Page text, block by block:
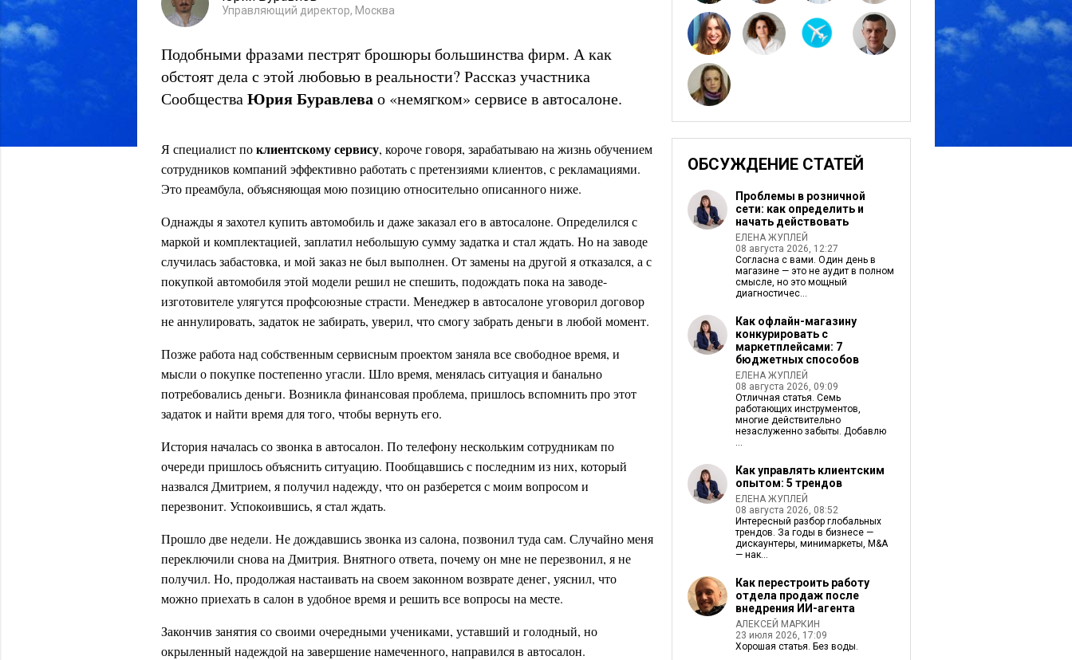
Управляющий директор, Москва
Подобными фразами пестрят брошюры большинства фирм. А как
обстоят дела с этой любовью в реальности? Рассказ участника
СообществаЮрия Буравлевао «немягком» сервисе в автосалоне.
Я специалист поклиентскому сервису, короче говоря, зарабатываю на жизнь обучением
сотрудников компаний эффективно работать с претензиями клиентов, с рекламациями.
Это преамбула, объясняющая мою позицию относительно описанного ниже.
Однажды я захотел купить автомобиль и даже заказал его в автосалоне. Определился с
маркой и комплектацией, заплатил небольшую сумму задатка и стал ждать. Но на заводе
случилась забастовка, и мой заказ не был выполнен. От замены на другой я отказался, а с
покупкой автомобиля этой модели решил не спешить, подождать пока на заводе-
изготовителе улягутся профсоюзные страсти. Менеджер в автосалоне уговорил договор
не аннулировать, задаток не забирать, уверил, что смогу забрать деньги в любой момент.
Позже работа над собственным сервисным проектом заняла все свободное время, и
мысли о покупке постепенно угасли. Шло время, менялась ситуация и банально
потребовались деньги. Возникла финансовая проблема, пришлось вспомнить про этот
задаток и найти время для того, чтобы вернуть его.
История началась со звонка в автосалон. По телефону нескольким сотрудникам по
очереди пришлось объяснить ситуацию. Пообщавшись с последним из них, который
назвался Дмитрием, я получил надежду, что он разберется с моим вопросом и
перезвонит. Успокоившись, я стал ждать.
Прошло две недели. Не дождавшись звонка из салона, позвонил туда сам. Случайно меня
переключили снова на Дмитрия. Внятного ответа, почему он мне не перезвонил, я не
получил. Но, продолжая настаивать на своем законном возврате денег, уяснил, что
можно приехать в салон в удобное время и решить все вопросы на месте.
Закончив занятия со своими очередными учениками, уставший и голодный, но
окрыленный надеждой на завершение намеченного, направился в автосалон.
ОБСУЖДЕНИЕ СТАТЕЙ
Проблемы в розничной
сети: как определить и
начать действовать
ЕЛЕНА ЖУПЛЕЙ
08 августа 2026, 12:27
Согласна с вами. Один день в
магазине — это не аудит в полном
смысле, но это мощный
диагностичес...
Как офлайн-магазину
конкурировать с
маркетплейсами: 7
бюджетных способов
ЕЛЕНА ЖУПЛЕЙ
08 августа 2026, 09:09
Отличная статья. Семь
работающих инструментов,
многие действительно
незаслуженно забыты. Добавлю
...
Как управлять клиентским
опытом: 5 трендов
ЕЛЕНА ЖУПЛЕЙ
08 августа 2026, 08:52
Интересный разбор глобальных
трендов. За годы в бизнесе —
дискаунтеры, минимаркеты, M&A
— нак...
Как перестроить работу
отдела продаж после
внедрения ИИ-агента
АЛЕКСЕЙ МАРКИН
23 июля 2026, 17:09
Хорошая статья. Без воды.